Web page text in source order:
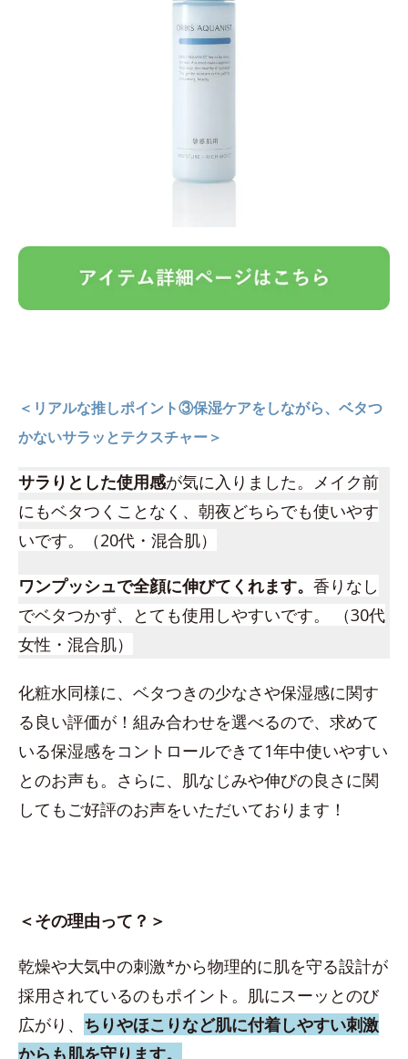
＜リアルな推しポイント③保湿ケアをしながら、ベタつ
かないサラッとテクスチャー＞
サラりとした使用感が気に入りました。メイク前
にもベタつくことなく、朝夜どちらでも使いやす
いです。（20代・混合肌）
ワンプッシュで全顔に伸びてくれます。 香りなし
でベタつかず、とても使用しやすいです。 （30代
女性・混合肌）
化粧水同様に、ベタつきの少なさや保湿感に関す
る良い評価が！組み合わせを選べるので、求めて
いる保湿感をコントロールできて1年中使いやすい
とのお声も。さらに、肌なじみや伸びの良さに関
してもご好評のお声をいただいております！
＜その理由って？＞
乾燥や大気中の刺激*から物理的に肌を守る設計が
採用されているのもポイント。肌にスーッとのび
広がり、 ちりやほこりなど肌に付着しやすい刺激
からも肌を守ります。